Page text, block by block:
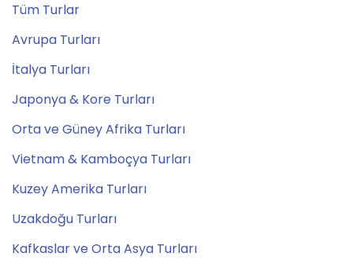
Tüm Turlar
Avrupa Turları
İtalya Turları
Japonya & Kore Turları
Orta ve Güney Afrika Turları
Vietnam & Kamboçya Turları
Kuzey Amerika Turları
Uzakdoğu Turları
Kafkaslar ve Orta Asya Turları